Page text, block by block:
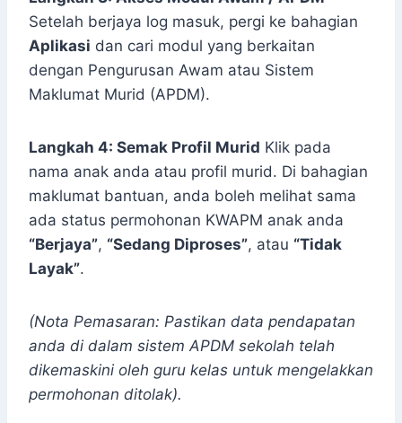
Setelah berjaya log masuk, pergi ke bahagian
Aplikasi dan cari modul yang berkaitan
dengan Pengurusan Awam atau Sistem
Maklumat Murid (APDM).
Langkah 4: Semak Profil Murid Klik pada
nama anak anda atau profil murid. Di bahagian
maklumat bantuan, anda boleh melihat sama
ada status permohonan KWAPM anak anda
“Berjaya”, “Sedang Diproses”, atau “Tidak
Layak”.
(Nota Pemasaran: Pastikan data pendapatan
anda di dalam sistem APDM sekolah telah
dikemaskini oleh guru kelas untuk mengelakkan
permohonan ditolak).